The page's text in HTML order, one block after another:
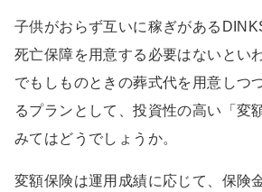
子供がおらず互いに稼ぎがある
死亡保障を用意する必要はないとい
でもしものときの葬式代を用意しつ
るプランとして、投資性の高い「変
みてはどうでしょうか。
変額保険は運用成績に応じて、保険